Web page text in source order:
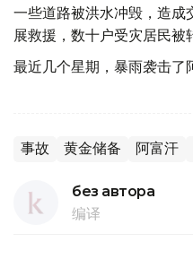
一些道路被洪水冲毁，造成
展救援，数十户受灾居民被
最近几个星期，暴雨袭击了
事故 黄金储备 阿富汗
без автора
编译